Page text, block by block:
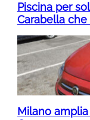
Piscina per
Carabella
Milano amplia